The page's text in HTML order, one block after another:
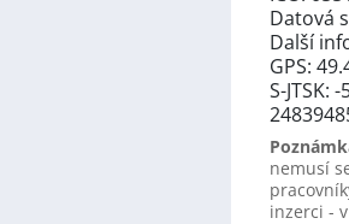
Datová
Další
GPS:
S-JTSK:
nemusí
inzerci -